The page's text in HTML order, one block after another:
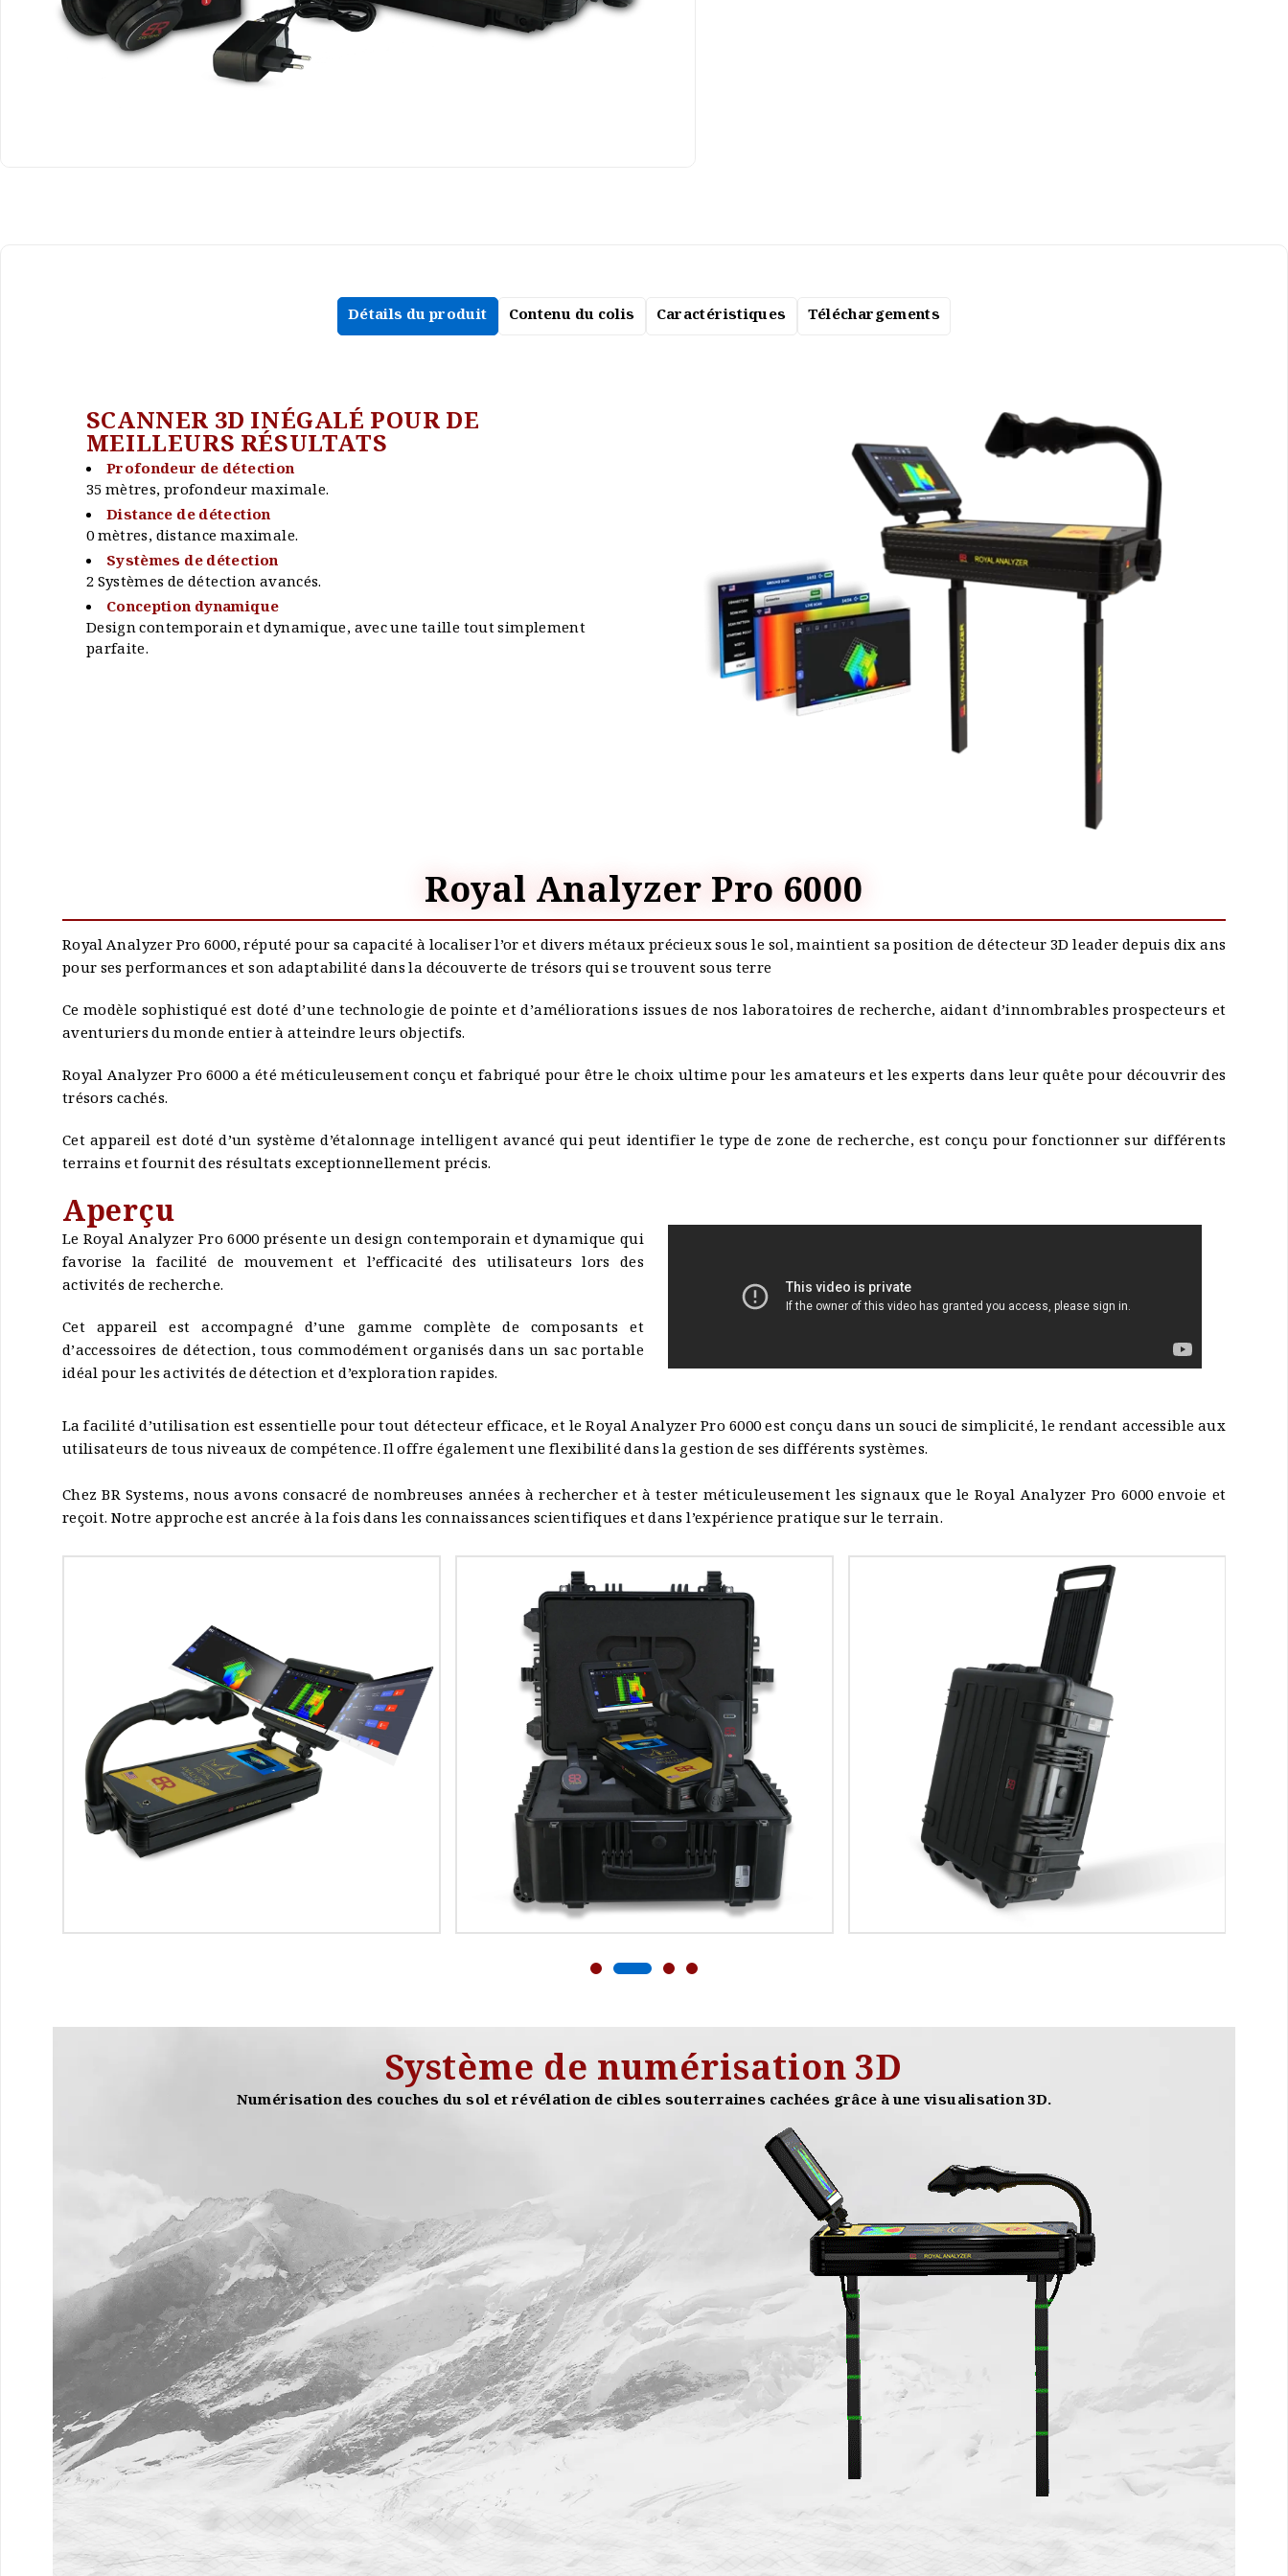
Détails du produit Contenu du colis Caractéristiques Téléchargements
SCANNER 3D INÉGALÉ POUR DE
MEILLEURS RÉSULTATS
Profondeur de détection
35 mètres, profondeur maximale.
Distance de détection
0 mètres, distance maximale.
Systèmes de détection
2 Systèmes de détection avancés.
Conception dynamique
Design contemporain et dynamique, avec une taille tout simplement
parfaite.
Royal Analyzer Pro 6000
Royal Analyzer Pro 6000, réputé pour sa capacité à localiser l’or et divers métaux précieux sous le sol, maintient sa position de détecteur 3D leader depuis dix ans
pour ses performances et son adaptabilité dans la découverte de trésors qui se trouvent sous terre
Ce modèle sophistiqué est doté d’une technologie de pointe et d’améliorations issues de nos laboratoires de recherche, aidant d’innombrables prospecteurs et
aventuriers du monde entier à atteindre leurs objectifs.
Royal Analyzer Pro 6000 a été méticuleusement conçu et fabriqué pour être le choix ultime pour les amateurs et les experts dans leur quête pour découvrir des
trésors cachés.
Cet appareil est doté d’un système d’étalonnage intelligent avancé qui peut identifier le type de zone de recherche, est conçu pour fonctionner sur différents
terrains et fournit des résultats exceptionnellement précis.
Aperçu
Le Royal Analyzer Pro 6000 présente un design contemporain et dynamique qui
favorise la facilité de mouvement et l’efficacité des utilisateurs lors des
activités de recherche.
Cet appareil est accompagné d’une gamme complète de composants et
d’accessoires de détection, tous commodément organisés dans un sac portable
idéal pour les activités de détection et d’exploration rapides.
La facilité d’utilisation est essentielle pour tout détecteur efficace, et le Royal Analyzer Pro 6000 est conçu dans un souci de simplicité, le rendant accessible aux
utilisateurs de tous niveaux de compétence. Il offre également une flexibilité dans la gestion de ses différents systèmes.
Chez BR Systems, nous avons consacré de nombreuses années à rechercher et à tester méticuleusement les signaux que le Royal Analyzer Pro 6000 envoie et
reçoit. Notre approche est ancrée à la fois dans les connaissances scientifiques et dans l’expérience pratique sur le terrain.
Système de numérisation 3D
Numérisation des couches du sol et révélation de cibles souterraines cachées grâce à une visualisation 3D.